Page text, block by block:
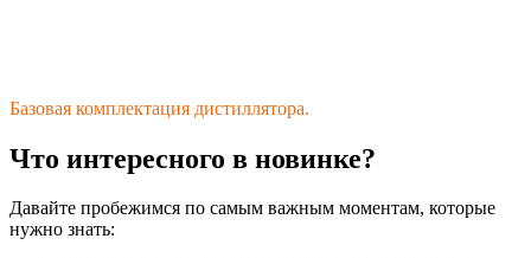
Базовая комплектация дистиллятора.
Что интересного в новинке?
Давайте пробежимся по самым важным моментам, которые
нужно знать: